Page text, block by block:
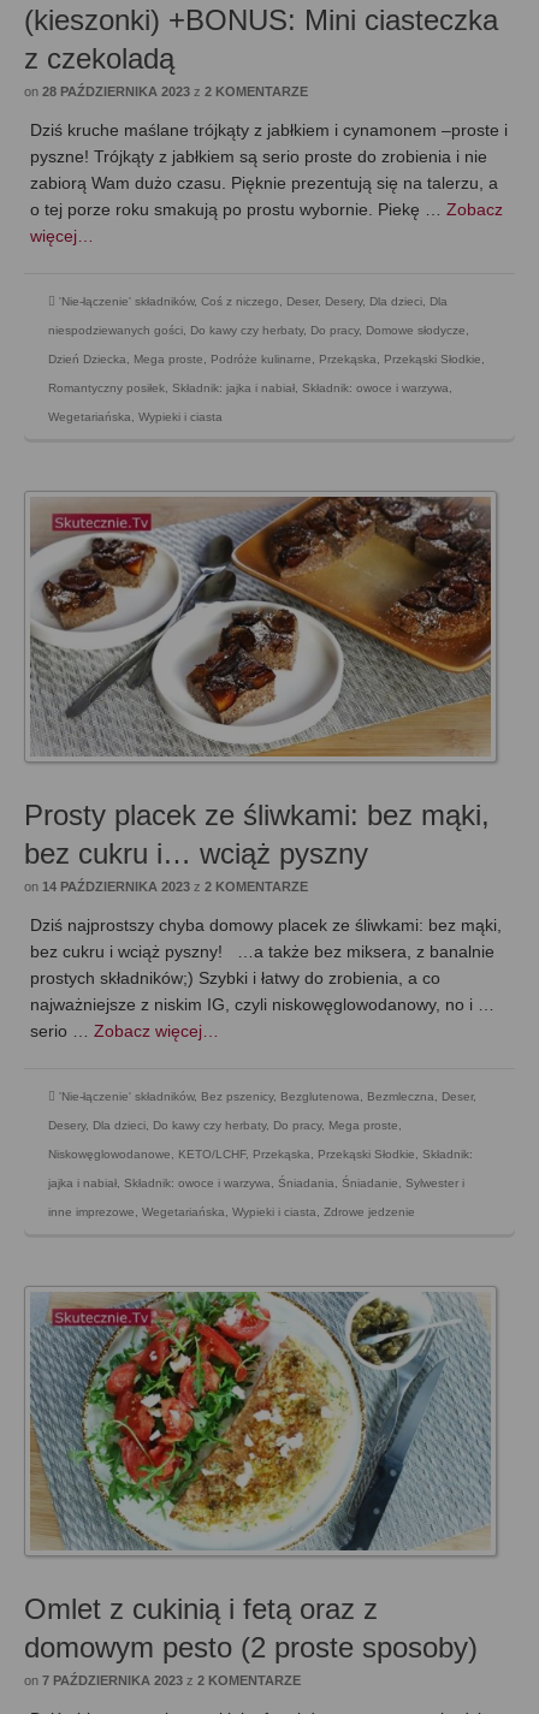
(kieszonki) +BONUS: Mini ciasteczka
z czekoladą
on 28 PAŹDZIERNIKA 2023 z 2 KOMENTARZE
Dziś kruche maślane trójkąty z jabłkiem i cynamonem –proste i
pyszne! Trójkąty z jabłkiem są serio proste do zrobienia i nie
zabiorą Wam dużo czasu. Pięknie prezentują się na talerzu, a
o tej porze roku smakują po prostu wybornie. Piekę … Zobacz
więcej…
'Nie-łączenie' składników, Coś z niczego, Deser, Desery, Dla dzieci, Dla
niespodziewanych gości, Do kawy czy herbaty, Do pracy, Domowe słodycze,
Dzień Dziecka, Mega proste, Podróże kulinarne, Przekąska, Przekąski Słodkie,
Romantyczny posiłek, Składnik: jajka i nabiał, Składnik: owoce i warzywa,
Wegetariańska, Wypieki i ciasta
Prosty placek ze śliwkami: bez mąki,
bez cukru i… wciąż pyszny
on 14 PAŹDZIERNIKA 2023 z 2 KOMENTARZE
Dziś najprostszy chyba domowy placek ze śliwkami: bez mąki,
bez cukru i wciąż pyszny! …a także bez miksera, z banalnie
prostych składników;) Szybki i łatwy do zrobienia, a co
najważniejsze z niskim IG, czyli niskowęglowodanowy, no i …
serio … Zobacz więcej…
'Nie-łączenie' składników, Bez pszenicy, Bezglutenowa Bezmleczna Deser,
Desery, Dla dzieci Do kawy czy herbaty, Do pracy, Mega proste
Niskowęglowodanowe, KETO/LCHF, Przekąska Przekąski Słodkie Składnik:
jajka i nabiał Składnik: owoce i warzywa Śniadania Śniadanie Sylwester i
inne imprezowe Wegetariańska Wypieki i ciasta Zdrowe jedzenie
Omlet z cukinią i fetą oraz z
domowym pesto (2 proste sposoby)
on 7 PAŹDZIERNIKA 2023 z 2 KOMENTARZE